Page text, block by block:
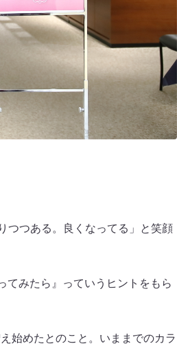
つつある。良くなってる」と笑顔
てみたら』っていうヒントをもら
始めたとのこと。いままでのカラ